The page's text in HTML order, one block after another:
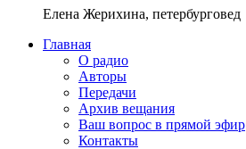
Елена Жерихина, петербурговед
Главная
О радио
Авторы
Передачи
Архив вещания
Ваш вопрос в прямой эфир
Контакты